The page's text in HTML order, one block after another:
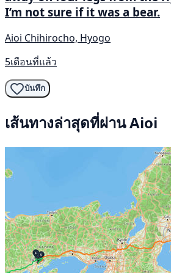
I’m not sure if it was a bear.
Aioi Chihirocho, Hyogo
5เดือนที่แล้ว
บันทึก
เส้นทางล่าสุดที่ผ่าน Aioi